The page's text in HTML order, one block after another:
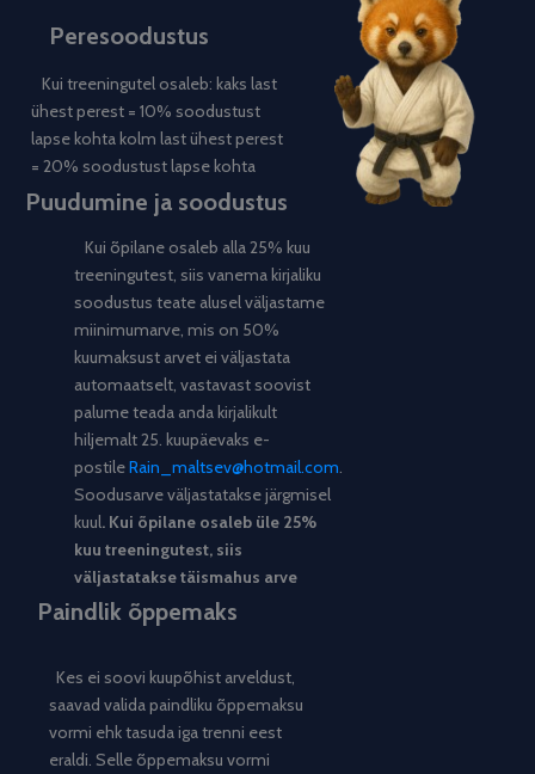
Peresoodustus
Kui treeningutel osaleb: kaks last
ühest perest = 10% soodustust
lapse kohta kolm last ühest perest
= 20% soodustust lapse kohta
Puudumine ja soodustus
Kui õpilane osaleb alla 25% kuu
treeningutest, siis vanema kirjaliku
soodustus teate alusel väljastame
miinimumarve, mis on 50%
kuumaksust arvet ei väljastata
automaatselt, vastavast soovist
palume teada anda kirjalikult
hiljemalt 25. kuupäevaks e-
postileRain_maltsev@hotmail.com.
Soodusarve väljastatakse järgmisel
kuul. Kui õpilane osaleb üle 25%
kuu treeningutest, siis
väljastatakse täismahus arve
Paindlik õppemaks
Kes ei soovi kuupõhist arveldust,
saavad valida paindliku õppemaksu
vormi ehk tasuda iga trenni eest
eraldi. Selle õppemaksu vormi